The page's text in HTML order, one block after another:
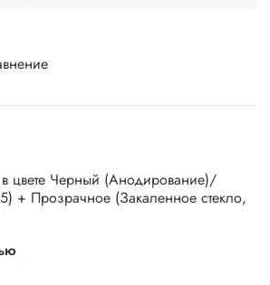
цвете Черный (Анодирование)/
+ Прозрачное (Закаленное стекло,
перегородки MINOLI